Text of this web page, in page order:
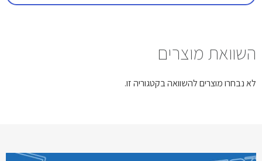
השוואת מוצרים
לא נבחרו מוצרים להשוואה בקטגוריה זו.